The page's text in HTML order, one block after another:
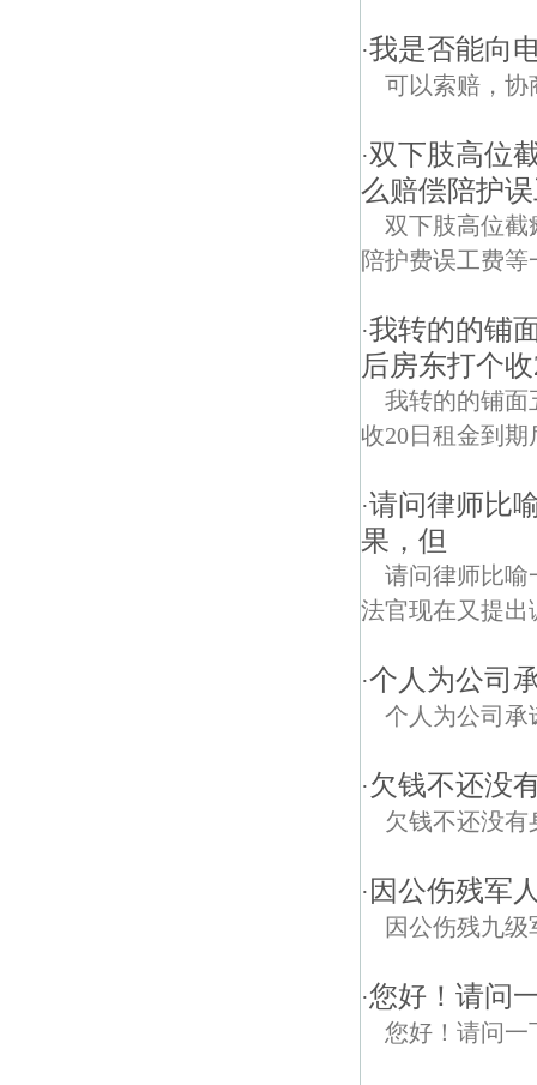
·我是否能向
可以索赔，协
·双下肢高位
么赔偿陪护
双下肢高位截
陪护费误工费等
·我转的的铺
后房东打个
我转的的铺面
收20日租金到
·请问律师比
果，但
请问律师比喻
法官现在又提出
·个人为公司
个人为公司承
·欠钱不还没
欠钱不还没
· 因公伤残军
因公伤残九
·您好！请问
您好！请问一